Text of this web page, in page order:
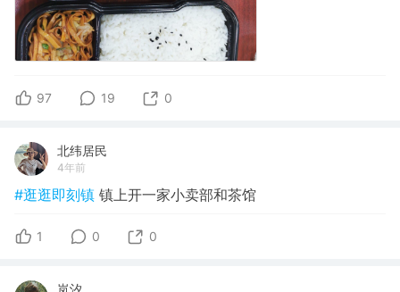
97 19 0
北纬居民
4年前
#逛逛即刻镇 镇上开一家小卖部和茶馆
1 0 0